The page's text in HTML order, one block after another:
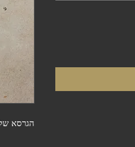
הגרסא